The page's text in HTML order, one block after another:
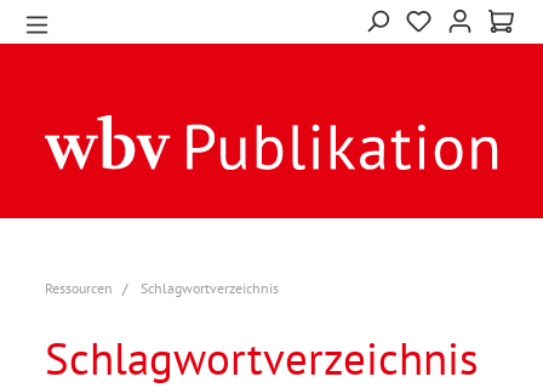
Ressourcen Schlagwortverzeichnis
Schlagwortverzeichnis